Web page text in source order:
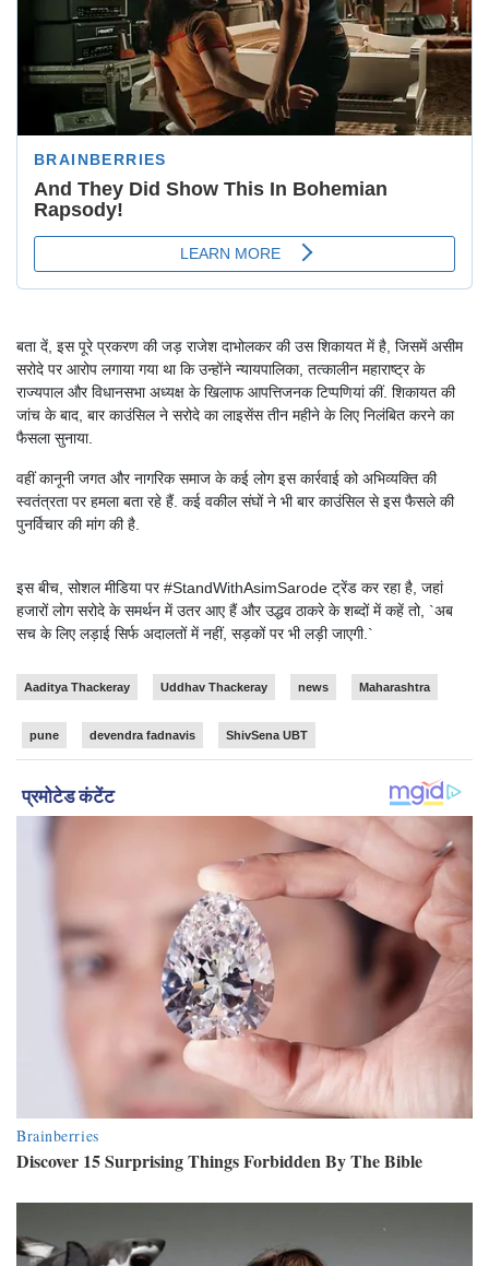
बता दें, इस पूरे प्रकरण की जड़ राजेश दाभोलकर की उस शिकायत में है, जिसमें असीम
सरोदे पर आरोप लगाया गया था कि उन्होंने न्यायपालिका, तत्कालीन महाराष्ट्र के
राज्यपाल और विधानसभा अध्यक्ष के खिलाफ आपत्तिजनक टिप्पणियां कीं. शिकायत की
जांच के बाद, बार काउंसिल ने सरोदे का लाइसेंस तीन महीने के लिए निलंबित करने का
फैसला सुनाया.
वहीं कानूनी जगत और नागरिक समाज के कई लोग इस कार्रवाई को अभिव्यक्ति की
स्वतंत्रता पर हमला बता रहे हैं. कई वकील संघों ने भी बार काउंसिल से इस फैसले की
पुनर्विचार की मांग की है.
इस बीच, सोशल मीडिया पर #StandWithAsimSarode ट्रेंड कर रहा है, जहां
हजारों लोग सरोदे के समर्थन में उतर आए हैं और उद्धव ठाकरे के शब्दों में कहें तो, `अब
सच के लिए लड़ाई सिर्फ अदालतों में नहीं, सड़कों पर भी लड़ी जाएगी.`
Aaditya Thackeray Uddhav Thackeray news Maharashtra
pune devendra fadnavis ShivSena UBT